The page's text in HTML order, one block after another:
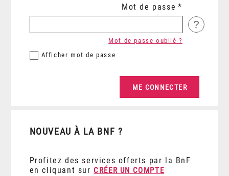
Mot de passe
?
Afficher mot de passe
Mot de passe oublié ?
NOUVEAU À LA BNF ?
Profitez des services offerts par la BnF
en cliquant sur CRÉER UN COMPTE